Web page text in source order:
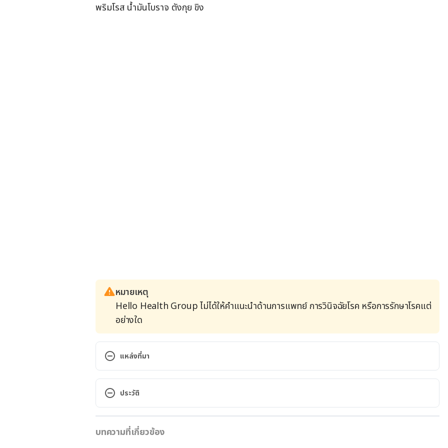
พริมโรส น้ำมันโบราจ ตังกุย ขิง
หมายเหตุ
Hello Health Group ไม่ได้ให้คำแนะนำด้านการแพทย์ การวินิจฉัยโรค หรือการรักษาโรคแต่
อย่างใด
แหล่งที่มา
EPA (EICOSAPENTAENOIC ACID).
https://www.webmd.com/vitamins/ai/ingredientmono-994/epa-eicosapentaenoic-acid.
Accessed October 21, 2019
Feeding your baby: 6–12 months. https://www.unicef.org/parenting/food-
nutrition/feeding-your-baby-6-12-
ประวัติ
09/06/2022
บทความที่เกี่ยวข้อง